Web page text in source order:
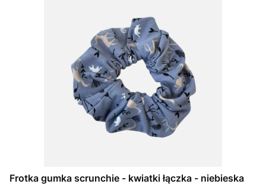
Frotka gumka scrunchie - kwiatki łączka - niebieska